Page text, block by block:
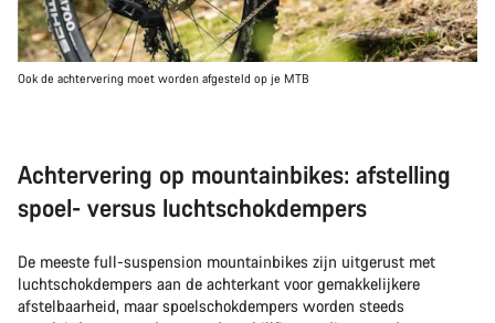
Ook de achtervering moet worden afgesteld op je MTB
Achtervering op mountainbikes: afstelling
spoel- versus luchtschokdempers
De meeste full-suspension mountainbikes zijn uitgerust met
luchtschokdempers aan de achterkant voor gemakkelijkere
afstelbaarheid, maar spoelschokdempers worden steeds